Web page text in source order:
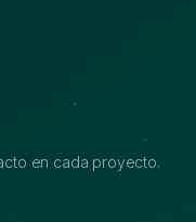
en cada proyecto.